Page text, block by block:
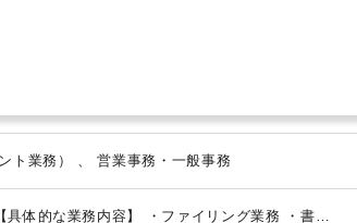
アウトソーシング・記帳代行 、 会計事務（アシスタント業務） 、 営業事務・一般事務
【具体的な業務内容】 ・ファイリング業務 ・書類